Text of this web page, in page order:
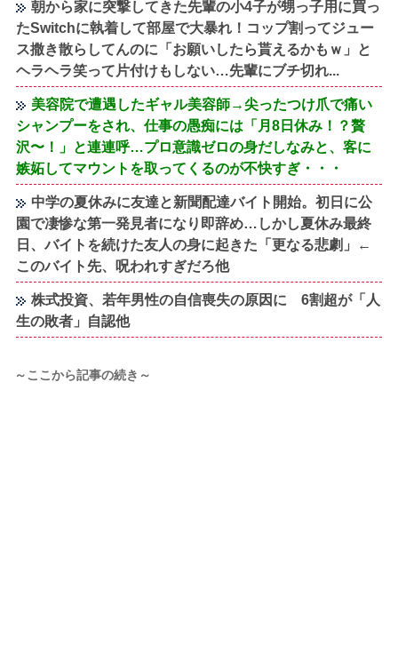
朝から家に突撃してきた先輩の小4子が甥っ子用に買っ
たSwitchに執着して部屋で大暴れ！コップ割ってジュー
ス撒き散らしてんのに「お願いしたら貰えるかもｗ」と
ヘラヘラ笑って片付けもしない…先輩にブチ切れ...
美容院で遭遇したギャル美容師→尖ったつけ爪で痛い
シャンプーをされ、仕事の愚痴には「月8日休み！？贅
沢〜！」と連連呼…プロ意識ゼロの身だしなみと、客に
嫉妬してマウントを取ってくるのが不快すぎ・・・
中学の夏休みに友達と新聞配達バイト開始。初日に公
園で凄惨な第一発見者になり即辞め…しかし夏休み最終
日、バイトを続けた友人の身に起きた「更なる悲劇」←
このバイト先、呪われすぎだろ他
株式投資、若年男性の自信喪失の原因に 6割超が「人
生の敗者」自認他
～ここから記事の続き～